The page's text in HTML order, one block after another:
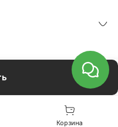
Корзина